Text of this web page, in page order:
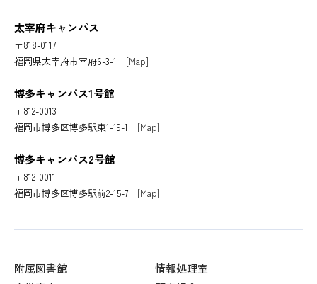
太宰府キャンパス
〒818-0117
福岡県太宰府市宰府6-3-1 [Map]
博多キャンパス1号館
〒812-0013
福岡市博多区博多駅東1-19-1 [Map]
博多キャンパス2号館
〒812-0011
福岡市博多区博多駅前2-15-7 [Map]
附属図書館
情報処理室